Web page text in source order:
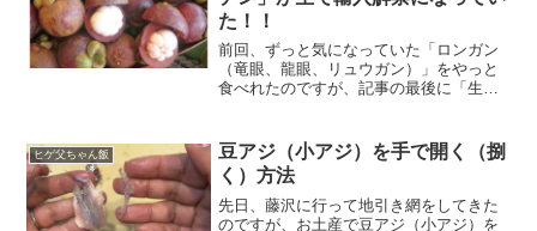
た！！
前回、ずっと気になっていた「ロンガン
（竜眼、龍眼、リュウガン）」をやっと
食べれたのですが、記事の最後に「生ラ
「マンゴスチン」のことを思い出しまし
た！むか〜し、マレーシア...
ヒゲ父ちゃん飯
豆アジ（小アジ）を手で開く（捌
く）方法
先日、藤沢に行って地引き網をしてきた
のですが、お土産で豆アジ（小アジ）を